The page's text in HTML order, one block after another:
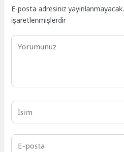
E-posta adresiniz yayınlanmayacak.
işaretlenmişlerdir